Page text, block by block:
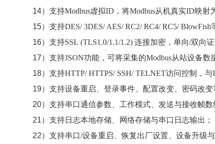
14）支持Modbus虚拟ID，将Modbus从机真实ID映
15）支持DES/ 3DES/ AES/ RC2/ RC4/ RC5/
16）支持SSL (TLS1.0/1.1/1.2) 连接加密，单向/双向
17）支持JSON功能，可将采集的Modbus从站设备数
18）支持HTTP/ HTTPS/ SSH/ TELNET访问控制，与
19）支持设备重启、登录事件、配置改变、密码改
20）支持串口通信参数、工作模式、发送与接收帧数
21）支持日志本地存储、网络存储与串口日志输出；
22）支持串口/设备重启、恢复出厂设置、设备升级与